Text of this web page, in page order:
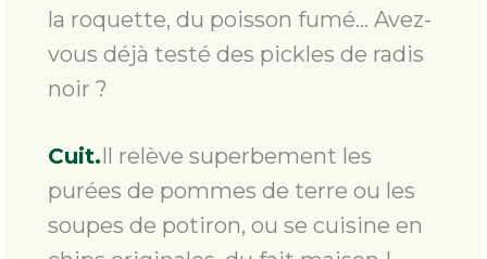
la roquette, du poisson fumé… Avez-
vous déjà testé des pickles de radis
noir ?
Cuit.Il relève superbement les
purées de pommes de terre ou les
soupes de potiron, ou se cuisine en